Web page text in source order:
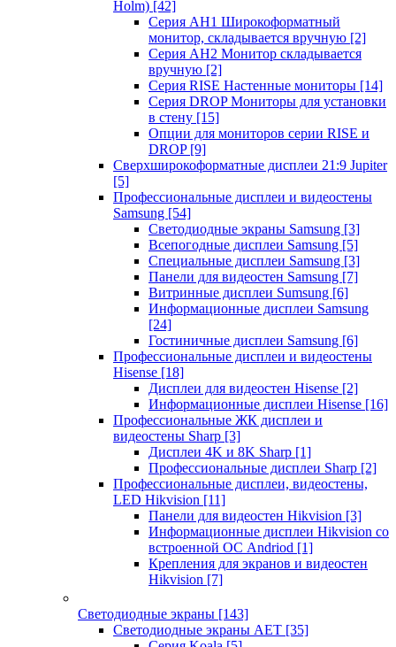
Holm) [42]
Серия AH1 Широкоформатный
монитор, складывается вручную [2]
Серия AH2 Монитор складывается
вручную [2]
Серия RISE Настенные мониторы [14]
Серия DROP Мониторы для установки
в стену [15]
Опции для мониторов серии RISE и
DROP [9]
Сверхширокоформатные дисплеи 21:9 Jupiter
[5]
Профессиональные дисплеи и видеостены
Samsung [54]
Светодиодные экраны Samsung [3]
Всепогодные дисплеи Samsung [5]
Специальные дисплеи Samsung [3]
Панели для видеостен Samsung [7]
Витринные дисплеи Sumsung [6]
Информационные дисплеи Samsung
[24]
Гостиничные дисплеи Samsung [6]
Профессиональные дисплеи и видеостены
Hisense [18]
Дисплеи для видеостен Hisense [2]
Информационные дисплеи Hisense [16]
Профессиональные ЖК дисплеи и
видеостены Sharp [3]
Дисплеи 4K и 8K Sharp [1]
Профессиональные дисплеи Sharp [2]
Профессиональные дисплеи, видеостены,
LED Hikvision [11]
Панели для видеостен Hikvision [3]
Информационные дисплеи Hikvision со
встроенной ОС Andriod [1]
Крепления для экранов и видеостен
Hikvision [7]
Светодиодные экраны [143]
Светодиодные экраны AET [35]